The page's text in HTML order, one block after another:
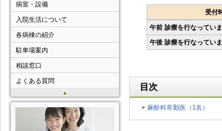
受付
午前 診療を行なってい
午後 診療を行なってい
目次
麻酔科常勤医（1名）
▲
病室・設備
入院生活について
各病棟の紹介
駐車場案内
相談窓口
よくある質問